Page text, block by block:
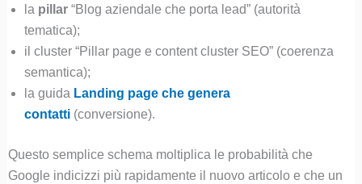
la pillar“Blog aziendale che porta lead” (autorità
tematica);
il cluster “Pillar page e content cluster SEO” (coerenza
semantica);
la guida Landing page che genera
contatti(conversione).
Questo semplice schema moltiplica le probabilità che
Google indicizzi più rapidamente il nuovo articolo e che un